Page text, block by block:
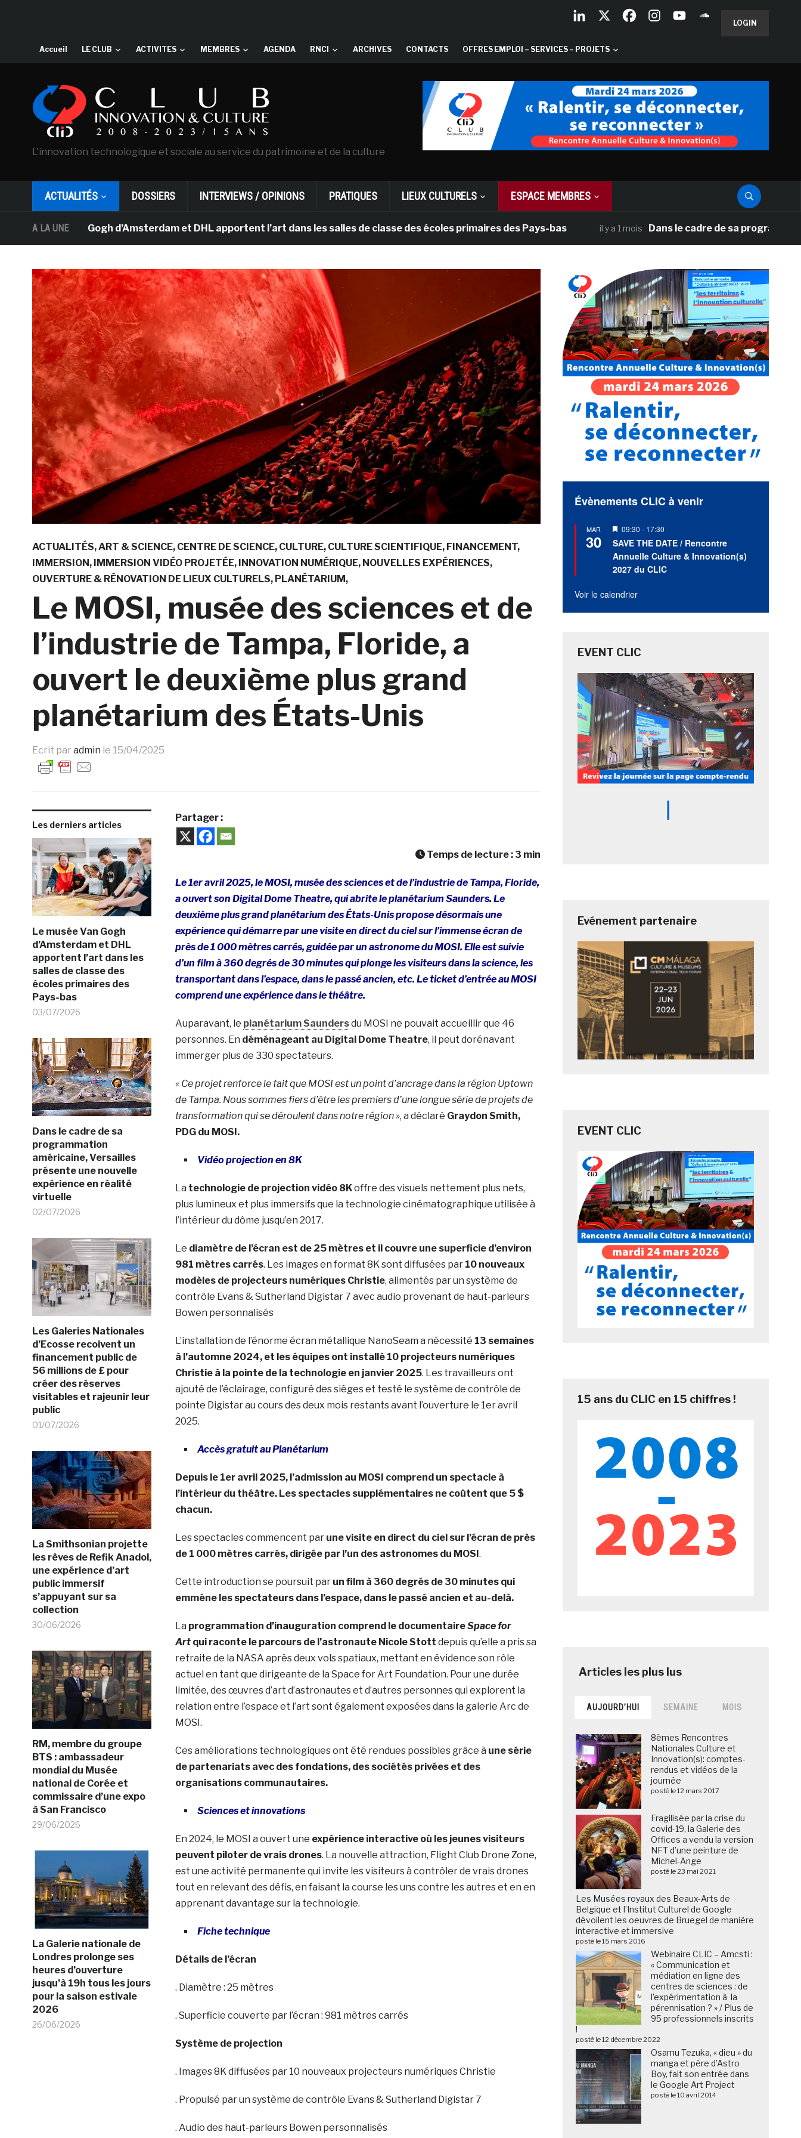
LOGIN
Accueil LE CLUB ACTIVITES MEMBRES AGENDA RNCI ARCHIVES CONTACTS OFFRES EMPLOI – SERVICES – PROJETS
L'innovation technologique et sociale au service du patrimoine et de la culture
ACTUALITÉS DOSSIERS INTERVIEWS / OPINIONS PRATIQUES LIEUX CULTURELS ESPACE MEMBRES
A LA UNE
Van Gogh d’Amsterdam et DHL apportent l’art dans les salles de classe des écoles primaires des Pays-bas il y a 1 mois Dans le cadre de sa programmation
ACTUALITÉS ART & SCIENCE CENTRE DE SCIENCE CULTURE CULTURE SCIENTIFIQUE FINANCEMENT
IMMERSION IMMERSION VIDÉO PROJETÉE INNOVATION NUMÉRIQUE NOUVELLES EXPÉRIENCES
OUVERTURE & RÉNOVATION DE LIEUX CULTURELS PLANÉTARIUM
Le MOSI, musée des sciences et de
l’industrie de Tampa, Floride, a
ouvert le deuxième plus grand
planétarium des États-Unis
Ecrit par admin le 15/04/2025
Les derniers articles
Le musée Van Gogh
d’Amsterdam et DHL
apportent l’art dans les
salles de classe des
écoles primaires des
Pays-bas
03/07/2026
Dans le cadre de sa
programmation
américaine, Versailles
présente une nouvelle
expérience en réalité
virtuelle
02/07/2026
Les Galeries Nationales
d’Ecosse recoivent un
financement public de
56 millions de £ pour
créer des réserves
visitables et rajeunir leur
public
01/07/2026
La Smithsonian projette
les rêves de Refik Anadol,
une expérience d’art
public immersif
s’appuyant sur sa
collection
30/06/2026
RM, membre du groupe
BTS : ambassadeur
mondial du Musée
national de Corée et
commissaire d’une expo
à San Francisco
29/06/2026
La Galerie nationale de
Londres prolonge ses
heures d’ouverture
jusqu’à 19h tous les jours
pour la saison estivale
2026
26/06/2026
Partager :
Temps de lecture : 3 min
Le 1er avril 2025, le MOSI, musée des sciences et de l’industrie de Tampa, Floride,
a ouvert son Digital Dome Theatre, qui abrite le planétarium Saunders. Le
deuxième plus grand planétarium des États-Unis propose désormais une
expérience qui démarre par une visite en direct du ciel sur l’immense écran de
près de 1 000 mètres carrés, guidée par un astronome du MOSI. Elle est suivie
d’un film à 360 degrés de 30 minutes qui plonge les visiteurs dans la science, les
transportant dans l’espace, dans le passé ancien, etc. Le ticket d’entrée au MOSI
comprend une expérience dans le théâtre.
Auparavant, le planétarium Saundersdu MOSI ne pouvait accueillir que 46
personnes. En déménageant au Digital Dome Theatre, il peut dorénavant
immerger plus de 330 spectateurs.
« Ce projet renforce le fait que MOSI est un point d’ancrage dans la région Uptown
de Tampa. Nous sommes fiers d’être les premiers d’une longue série de projets de
transformation qui se déroulent dans notre région », a déclaré Graydon Smith,
PDG du MOSI.
Vidéo projection en 8K
La technologie de projection vidéo 8Koffre des visuels nettement plus nets,
plus lumineux et plus immersifs que la technologie cinématographique utilisée à
l’intérieur du dôme jusqu’en 2017.
Le diamètre de l’écran est de 25 mètres et il couvre une superficie d’environ
981 mètres carrés. Les images en format 8K sont diffusées par 10 nouveaux
modèles de projecteurs numériques Christie, alimentés par un système de
contrôle Evans & Sutherland Digistar 7 avec audio provenant de haut-parleurs
Bowen personnalisés
L’installation de l’énorme écran métallique NanoSeam a nécessité 13 semaines
à l’automne 2024, et les équipes ont installé 10 projecteurs numériques
Christie à la pointe de la technologie en janvier 2025. Les travailleurs ont
ajouté de l’éclairage, configuré des sièges et testé le système de contrôle de
pointe Digistar au cours des deux mois restants avant l’ouverture le 1er avril
2025.
Accès gratuit au Planétarium
Depuis le 1er avril 2025, l’admission au MOSI comprend un spectacle à
l’intérieur du théâtre. Les spectacles supplémentaires ne coûtent que 5 $
chacun.
Les spectacles commencent par une visite en direct du ciel sur l’écran de près
de 1 000 mètres carrés, dirigée par l’un des astronomes du MOSI.
Cette introduction se poursuit par un film à 360 degrés de 30 minutes qui
emmène les spectateurs dans l’espace, dans le passé ancien et au-delà.
La programmation d’inauguration comprend le documentaireSpace for
Art qui raconte le parcours de l’astronaute Nicole Stott depuis qu’elle a pris sa
retraite de la NASA après deux vols spatiaux, mettant en évidence son rôle
actuel en tant que dirigeante de la Space for Art Foundation. Pour une durée
limitée, des œuvres d’art d’astronautes et d’autres personnes qui explorent la
relation entre l’espace et l’art sont également exposées dans la galerie Arc de
MOSI.
Ces améliorations technologiques ont été rendues possibles grâce à une série
de partenariats avec des fondations, des sociétés privées et des
organisations communautaires.
Sciences et innovations
En 2024, le MOSI a ouvert une expérience interactive où les jeunes visiteurs
peuvent piloter de vrais drones. La nouvelle attraction, Flight Club Drone Zone,
est une activité permanente qui invite les visiteurs à contrôler de vrais drones
tout en relevant des défis, en faisant la course les uns contre les autres et en en
apprenant davantage sur la technologie.
Fiche technique
Détails de l’écran
. Diamètre : 25 mètres
. Superficie couverte par l’écran : 981 mètres carrés
Système de projection
. Images 8K diffusées par 10 nouveaux projecteurs numériques Christie
. Propulsé par un système de contrôle Evans & Sutherland Digistar 7
. Audio des haut-parleurs Bowen personnalisés
Évènements CLIC à venir
MAR
30
Mis
en
avant
09:30 - 17:30
SAVE THE DATE / Rencontre
Annuelle Culture & Innovation(s)
2027 du CLIC
Voir le calendrier
EVENT CLIC
Evénement partenaire
EVENT CLIC
15 ans du CLIC en 15 chiffres !
AUJOURD’HUI SEMAINE MOIS
8èmes Rencontres
Nationales Culture et
Innovation(s): comptes-
rendus et vidéos de la
journée
posté le 12 mars 2017
Fragilisée par la crise du
covid-19, la Galerie des
Offices a vendu la version
NFT d’une peinture de
Michel-Ange
posté le 23 mai 2021
Les Musées royaux des Beaux-Arts de
Belgique et l’Institut Culturel de Google
dévoilent les oeuvres de Bruegel de manière
interactive et immersive
posté le 15 mars 2016
Webinaire CLIC – Amcsti :
« Communication et
médiation en ligne des
centres de sciences : de
l’expérimentation à la
pérennisation ? » / Plus de
95 professionnels inscrits
!
posté le 12 décembre 2022
Osamu Tezuka, « dieu » du
manga et père d’Astro
Boy, fait son entrée dans
le Google Art Project
posté le 10 avril 2014